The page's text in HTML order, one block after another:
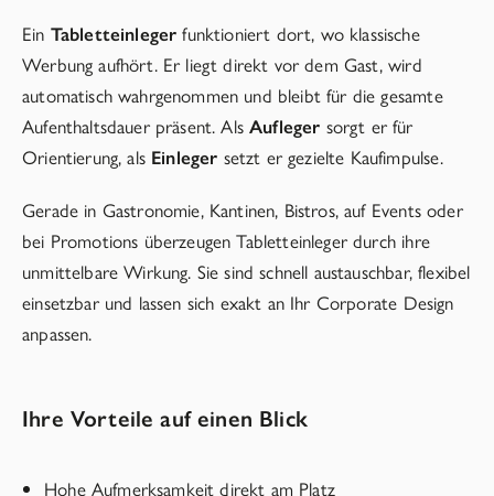
Ein Tabletteinleger funktioniert dort, wo klassische
Werbung aufhört. Er liegt direkt vor dem Gast, wird
automatisch wahrgenommen und bleibt für die gesamte
Aufenthaltsdauer präsent. AlsAufleger sorgt er für
Orientierung, als Einleger setzt er gezielte Kaufimpulse.
Gerade in Gastronomie, Kantinen, Bistros, auf Events oder
bei Promotions überzeugen Tabletteinleger durch ihre
unmittelbare Wirkung. Sie sind schnell austauschbar, flexibel
einsetzbar und lassen sich exakt an Ihr Corporate Design
anpassen.
Ihre Vorteile auf einen Blick
Hohe Aufmerksamkeit direkt am Platz